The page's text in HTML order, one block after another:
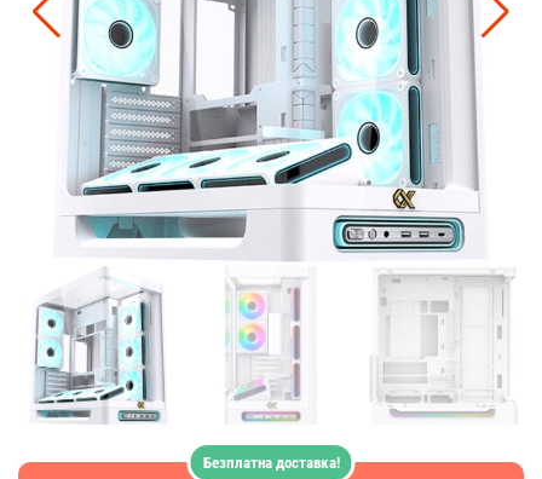
Безплатна доставка!